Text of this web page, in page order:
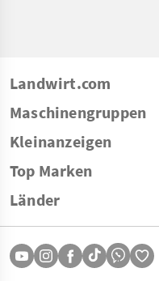
Landwirt.com
Maschinengruppen
Kleinanzeigen
Top Marken
Länder